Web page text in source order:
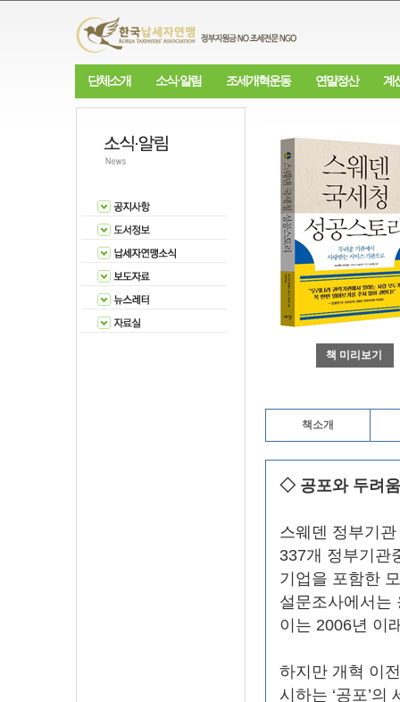
단체소개 소식·알림 조세개혁운동 연말정산 계
책 미리보기
책소개
◇ 공포와 두려
스웨덴 정부기
337개 정부기관
기업을 포함한
설문조사에서는
이는 2006년 이
하지만 개혁 이
시하는 ‘공포’